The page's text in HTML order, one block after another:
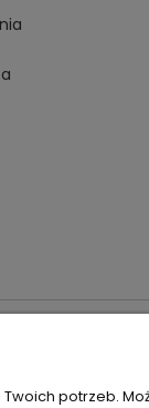
potrzeb.